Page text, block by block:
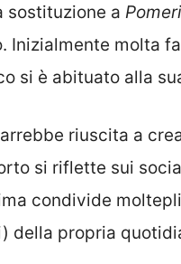
sostituzione a
Inizialmente molta
si è abituato alla
riuscita a
si riflette sui
condivide
della propria